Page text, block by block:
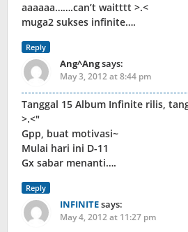
aaaaaa…….can’t waitttt >.<
muga2 sukses infinite….
Reply
Ang^Angsays:
May 3, 2012 at 8:44 pm
Tanggal 15 Album Infinite rilis,
>.<"
Gpp, buat motivasi~
Mulai hari ini D-11
Gx sabar menanti….
Reply
INFINITEsays:
May 4, 2012 at 11:27 pm